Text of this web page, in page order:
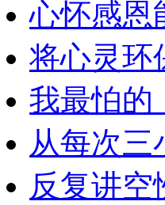
心怀感恩
将心灵环
我最怕的
从每次三
反复讲空